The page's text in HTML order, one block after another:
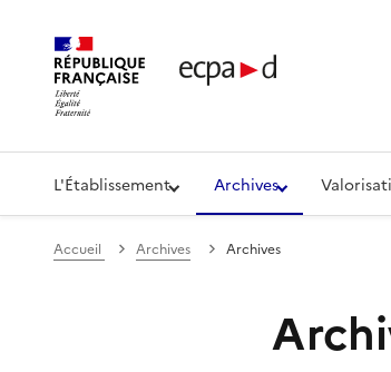
Établissement de communication et de
L'Établissement Archives
Accueil Archives Archives